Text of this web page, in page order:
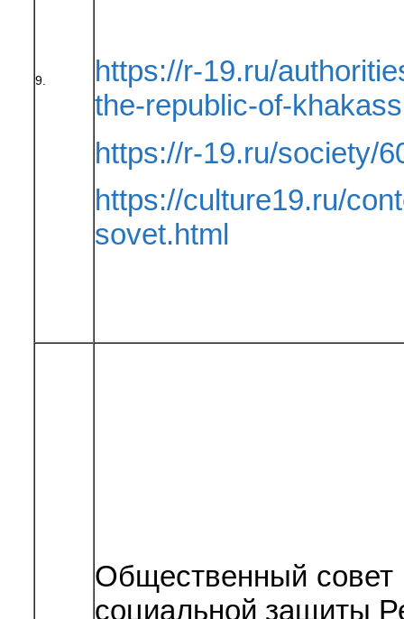
9.
https://r-19.ru/
the-republic-of-
https://r-19.ru/society/
https://culture19.ru/
sovet.html
Общественный совет
социальной защиты